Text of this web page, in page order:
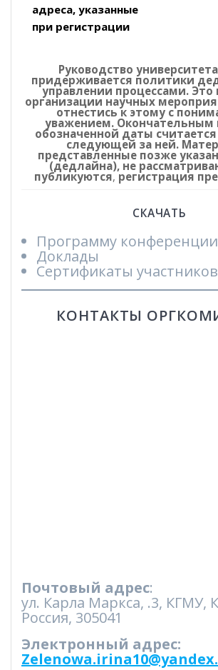
адреса, указанные
при регистрации
Руководство
придерживается политики
управлении процессами. Это
организации научных
отнестись к этому с
уважением. Окончательным
обозначенной даты
следующей за ней.
представленные позже
(дедлайна), не
публикуются, регистрация
СКАЧАТЬ
Программу конференции
Доклады
Сертификаты участников
КОНТАКТЫ
Почтовый адрес:
ул. Карла Маркса, .3, КГМУ,
Россия, 305041
Электронный адрес: